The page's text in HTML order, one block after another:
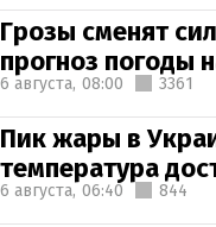
Грозы сменят
прогноз погоды
6 августа, 08:00 3361
Пик жары в
температура
6 августа, 06:40 844